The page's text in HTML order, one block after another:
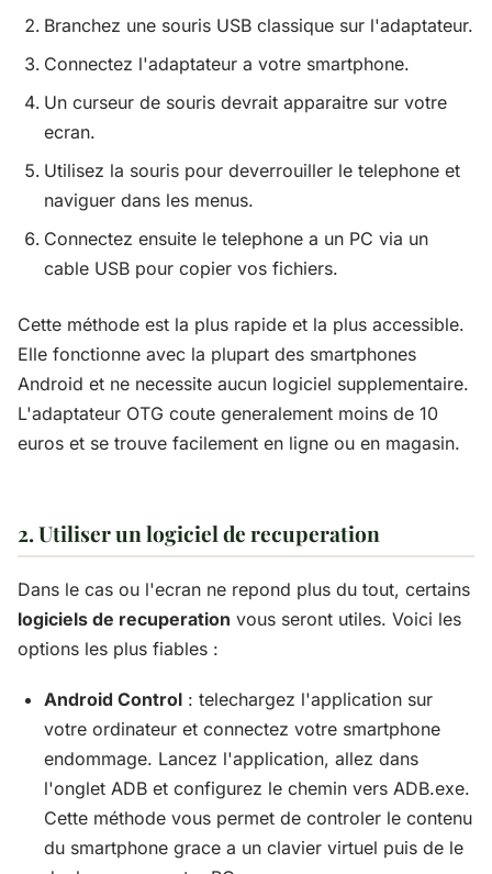
Branchez une souris USB classique sur l'adaptateur.
Connectez l'adaptateur a votre smartphone.
Un curseur de souris devrait apparaitre sur votre
ecran.
Utilisez la souris pour deverrouiller le telephone et
naviguer dans les menus.
Connectez ensuite le telephone a un PC via un
cable USB pour copier vos fichiers.
Cette méthode est la plus rapide et la plus accessible.
Elle fonctionne avec la plupart des smartphones
Android et ne necessite aucun logiciel supplementaire.
L'adaptateur OTG coute generalement moins de 10
euros et se trouve facilement en ligne ou en magasin.
2. Utiliser un logiciel de recuperation
Dans le cas ou l'ecran ne repond plus du tout, certains
logiciels de recuperation vous seront utiles. Voici les
options les plus fiables :
Android Control : telechargez l'application sur
votre ordinateur et connectez votre smartphone
endommage. Lancez l'application, allez dans
l'onglet ADB et configurez le chemin vers ADB.exe.
Cette méthode vous permet de controler le contenu
du smartphone grace a un clavier virtuel puis de le